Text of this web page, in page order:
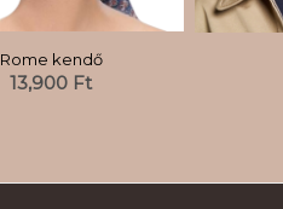
Rome kendő
13,900 Ft